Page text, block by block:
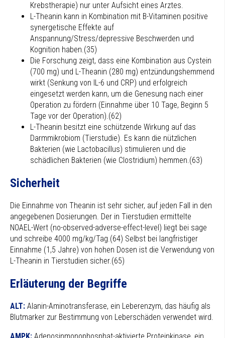
Krebstherapie) nur unter Aufsicht eines Arztes.
L-Theanin kann in Kombination mit B-Vitaminen positive
synergetische Effekte auf
Anspannung/Stress/depressive Beschwerden und
Kognition haben.(35)
Die Forschung zeigt, dass eine Kombination aus Cystein
(700 mg) und L-Theanin (280 mg) entzündungshemmend
wirkt (Senkung von IL-6 und CRP) und erfolgreich
eingesetzt werden kann, um die Genesung nach einer
Operation zu fördern (Einnahme über 10 Tage, Beginn 5
Tage vor der Operation).(62)
L-Theanin besitzt eine schützende Wirkung auf das
Darmmikrobiom (Tierstudie). Es kann die nützlichen
Bakterien (wie Lactobacillus) stimulieren und die
schädlichen Bakterien (wie Clostridium) hemmen.(63)
Sicherheit
Die Einnahme von Theanin ist sehr sicher, auf jeden Fall in den
angegebenen Dosierungen. Der in Tierstudien ermittelte
NOAEL-Wert (no-observed-adverse-effect-level) liegt bei sage
und schreibe 4000 mg/kg/Tag.(64) Selbst bei langfristiger
Einnahme (1,5 Jahre) von hohen Dosen ist die Verwendung von
L-Theanin in Tierstudien sicher.(65)
Erläuterung der Begriffe
ALT: Alanin-Aminotransferase, ein Leberenzym, das häufig als
Blutmarker zur Bestimmung von Leberschäden verwendet wird.